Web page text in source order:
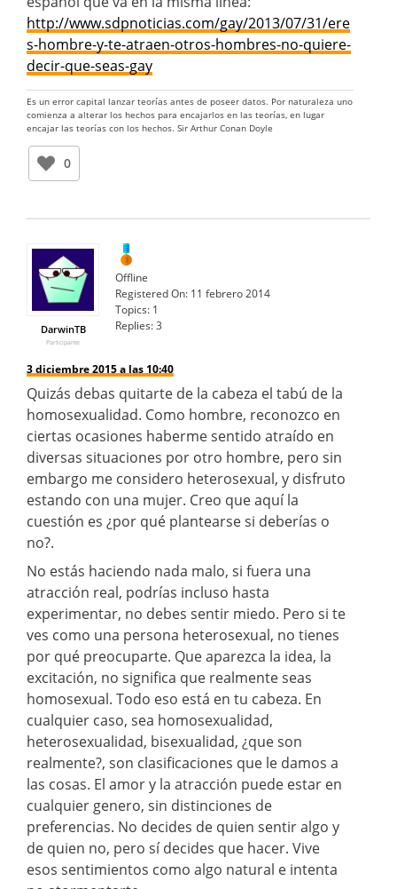
http://www.sdpnoticias.com/gay/2013/07/31/ere
s-hombre-y-te-atraen-otros-hombres-no-quiere-
decir-que-seas-gay
Es un error capital lanzar teorías antes de poseer datos. Por naturaleza uno
comienza a alterar los hechos para encajarlos en las teorías, en lugar
encajar las teorías con los hechos. Sir Arthur Conan Doyle
0
DarwinTB
Participante
Offline
Registered On: 11 febrero 2014
Topics: 1
Replies:3
3 diciembre 2015 a las 10:40
Quizás debas quitarte de la cabeza el tabú de la
homosexualidad. Como hombre, reconozco en
ciertas ocasiones haberme sentido atraído en
diversas situaciones por otro hombre, pero sin
embargo me considero heterosexual, y disfruto
estando con una mujer. Creo que aquí la
cuestión es ¿por qué plantearse si deberías o
no?.
No estás haciendo nada malo, si fuera una
atracción real, podrías incluso hasta
experimentar, no debes sentir miedo. Pero si te
ves como una persona heterosexual, no tienes
por qué preocuparte. Que aparezca la idea, la
excitación, no significa que realmente seas
homosexual. Todo eso está en tu cabeza. En
cualquier caso, sea homosexualidad,
heterosexualidad, bisexualidad, ¿que son
realmente?, son clasificaciones que le damos a
las cosas. El amor y la atracción puede estar en
cualquier genero, sin distinciones de
preferencias. No decides de quien sentir algo y
de quien no, pero sí decides que hacer. Vive
esos sentimientos como algo natural e intenta